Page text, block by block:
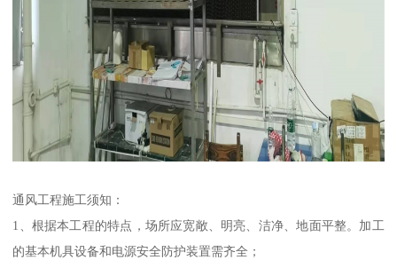
通风工程施工须知：
1、根据本工程的特点，场所应宽敞、明亮、洁净、地面平整。加工
的基本机具设备和电源安全防护装置需齐全；